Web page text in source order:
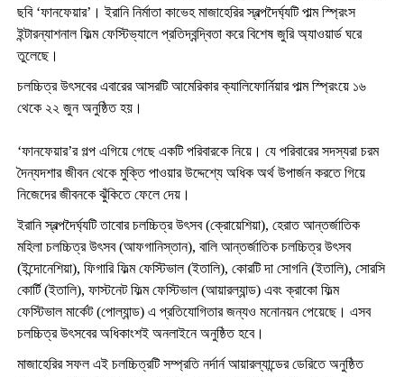
ছবি ‘ফানফেয়ার’। ইরানি নির্মাতা কাভেহ মাজাহেরির স্বল্পদৈর্ঘ্যটি পাল্ম স্প্রিংস
ইন্টারন্যাশনাল ফিল্ম ফেস্টিভ্যালে প্রতিদ্বন্দ্বিতা করে বিশেষ জুরি অ্যাওয়ার্ড ঘরে
তুলেছে।
চলচ্চিত্র উৎসবের এবারের আসরটি আমেরিকার ক্যালিফোর্নিয়ার পাল্ম স্প্রিংয়ে ১৬
থেকে ২২ জুন অনুষ্ঠিত হয়।
‘ফানফেয়ার’র গল্প এগিয়ে গেছে একটি পরিবারকে নিয়ে। যে পরিবারের সদস্যরা চরম
দৈন্যদশার জীবন থেকে মুক্তি পাওয়ার উদ্দেশ্যে অধিক অর্থ উপার্জন করতে গিয়ে
নিজেদের জীবনকে ঝুঁকিতে ফেলে দেয়।
ইরানি স্বল্পদৈর্ঘ্যটি তাবোর চলচ্চিত্র উৎসব (ক্রোয়েশিয়া), হেরাত আন্তর্জাতিক
মহিলা চলচ্চিত্র উৎসব (আফগানিস্তান), বালি আন্তর্জাতিক চলচ্চিত্র উৎসব
(ইন্দোনেশিয়া), ফিগারি ফিল্ম ফেস্টিভাল (ইতালি), কোরটি দা সোগনি (ইতালি), সোরসি
কোর্টি (ইতালি), ফাস্টনেট ফিল্ম ফেস্টিভাল (আয়ারল্যান্ড) এবং ক্রাকো ফিল্ম
ফেস্টিভাল মার্কেট (পোল্যান্ড) এ প্রতিযোগিতার জন্যও মনোনয়ন পেয়েছে। এসব
চলচ্চিত্র উৎসবের অধিকাংশই অনলাইনে অনুষ্ঠিত হবে।
মাজাহেরির সফল এই চলচ্চিত্রটি সম্প্রতি নর্দার্ন আয়ারল্যান্ডের ডেরিতে অনুষ্ঠিত